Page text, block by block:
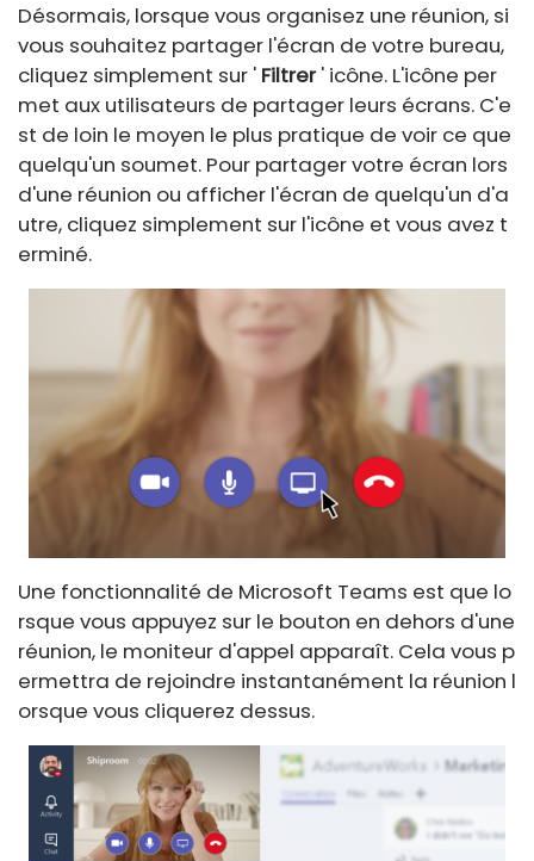
Désormais, lorsque vous organisez une réunion, si
vous souhaitez partager l'écran de votre bureau,
cliquez simplement sur ' Filtrer' icône. L'icône per
met aux utilisateurs de partager leurs écrans. C'e
st de loin le moyen le plus pratique de voir ce que
quelqu'un soumet. Pour partager votre écran lors
d'une réunion ou afficher l'écran de quelqu'un d'a
utre, cliquez simplement sur l'icône et vous avez t
erminé.
Une fonctionnalité de Microsoft Teams est que lo
rsque vous appuyez sur le bouton en dehors d'une
réunion, le moniteur d'appel apparaît. Cela vous p
ermettra de rejoindre instantanément la réunion l
orsque vous cliquerez dessus.